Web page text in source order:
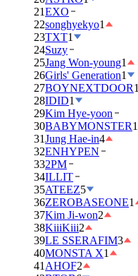
21EXO
22songhyekyo1
23TXT1
24Suzy
25Jang Won-young1
26Girls' Generation1
27BOYNEXTDOOR1
28IDID1
29Kim Hye-yoon
30BABYMONSTER1
31Jung Hae-in4
32ENHYPEN
332PM
34ILLIT
35ATEEZ5
36ZEROBASEONE1
37Kim Ji-won2
38KiiiKiii2
39LE SSERAFIM3
40MONSTA X1
41 AHOF2